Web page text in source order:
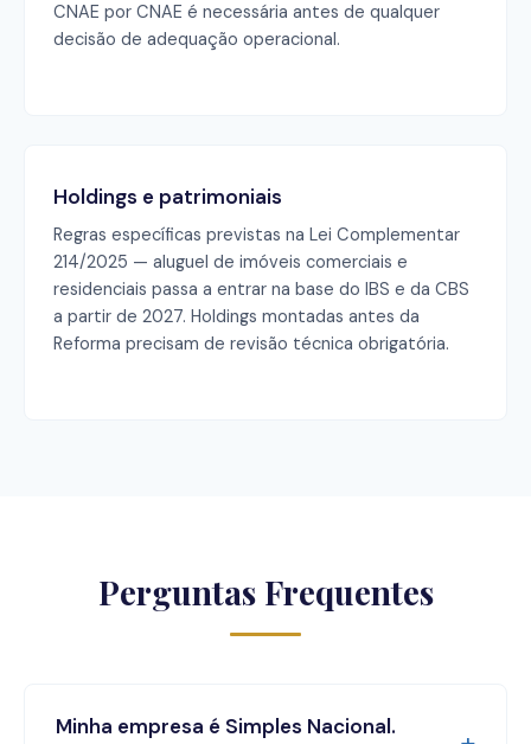
CNAE por CNAE é necessária antes de qualquer
decisão de adequação operacional.
Holdings e patrimoniais
Regras específicas previstas na Lei Complementar
214/2025 — aluguel de imóveis comerciais e
residenciais passa a entrar na base do IBS e da CBS
a partir de 2027. Holdings montadas antes da
Reforma precisam de revisão técnica obrigatória.
Perguntas Frequentes
Minha empresa é Simples Nacional.